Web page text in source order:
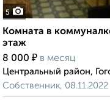
5
Комната в
этаж
8 000 ₽ в месяц
Центральный район,
Собственник, 08.11.2022